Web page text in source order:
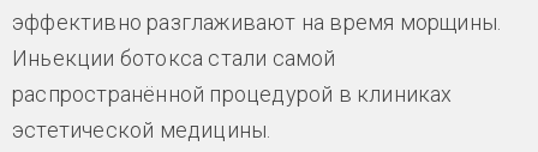
эффективно разглаживают на время морщины.
Иньекции ботокса стали самой
распространённой процедурой в клиниках
эстетической медицины.